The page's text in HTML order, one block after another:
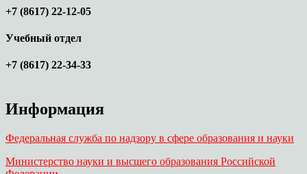
+7 (8617) 22-12-05
Учебный отдел
+7 (8617) 22-34-33
Информация
Федеральная служба по надзору в сфере образования и науки
Министерство науки и высшего образования Российской